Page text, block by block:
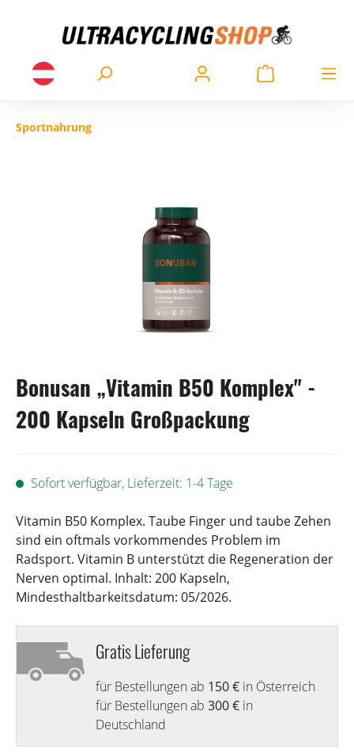
Sportnahrung
Bonusan „Vitamin B50 Komplex" -
200 Kapseln Großpackung
Sofort verfügbar, Lieferzeit: 1-4 Tage
Vitamin B50 Komplex. Taube Finger und taube Zehen
sind ein oftmals vorkommendes Problem im
Radsport. Vitamin B unterstützt die Regeneration der
Nerven optimal. Inhalt: 200 Kapseln,
Mindesthaltbarkeitsdatum: 05/2026.
Gratis Lieferung
für Bestellungen ab 150 € in Österreich
für Bestellungen ab 300 € in
Deutschland